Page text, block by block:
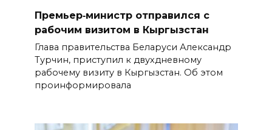
Премьер‑министр отправился с
рабочим визитом в Кыргызстан
Глава правительства Беларуси Александр
Турчин, приступил к двухдневному
рабочему визиту в Кыргызстан. Об этом
проинформировала